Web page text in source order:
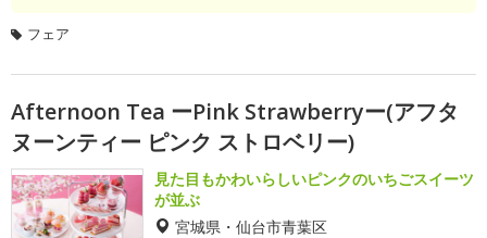
フェア
Afternoon Tea ーPink Strawberryー(アフタ
ヌーンティー ピンク ストロベリー)
見た目もかわいらしいピンクのいちごスイーツ
が並ぶ
宮城県・仙台市青葉区